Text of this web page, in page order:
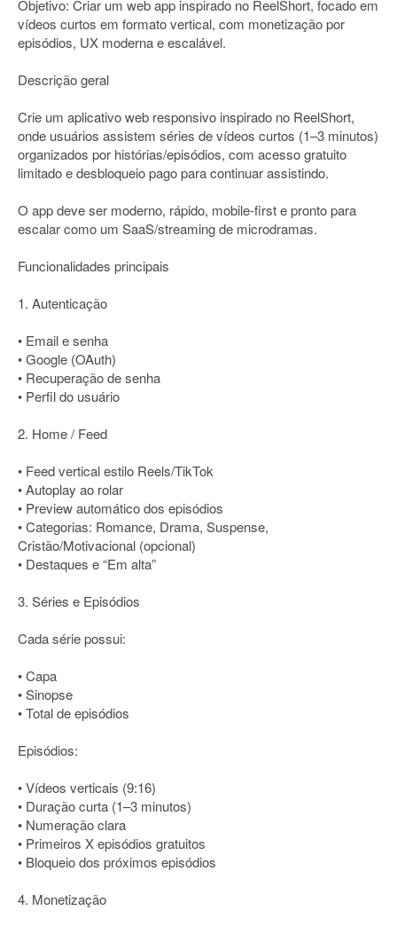
Objetivo: Criar um web app inspirado no ReelShort, focado em
vídeos curtos em formato vertical, com monetização por
episódios, UX moderna e escalável.
Descrição geral
Crie um aplicativo web responsivo inspirado no ReelShort,
onde usuários assistem séries de vídeos curtos (1–3 minutos)
organizados por histórias/episódios, com acesso gratuito
limitado e desbloqueio pago para continuar assistindo.
O app deve ser moderno, rápido, mobile-first e pronto para
escalar como um SaaS/streaming de microdramas.
Funcionalidades principais
1. Autenticação
• Email e senha
• Google (OAuth)
• Recuperação de senha
• Perfil do usuário
2. Home / Feed
• Feed vertical estilo Reels/TikTok
• Autoplay ao rolar
• Preview automático dos episódios
• Categorias: Romance, Drama, Suspense,
Cristão/Motivacional (opcional)
• Destaques e “Em alta”
3. Séries e Episódios
Cada série possui:
• Capa
• Sinopse
• Total de episódios
Episódios:
• Vídeos verticais (9:16)
• Duração curta (1–3 minutos)
• Numeração clara
• Primeiros X episódios gratuitos
• Bloqueio dos próximos episódios
4. Monetização